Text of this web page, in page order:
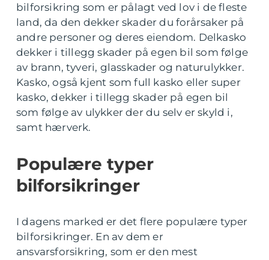
bilforsikring som er pålagt ved lov i de fleste
land, da den dekker skader du forårsaker på
andre personer og deres eiendom. Delkasko
dekker i tillegg skader på egen bil som følge
av brann, tyveri, glasskader og naturulykker.
Kasko, også kjent som full kasko eller super
kasko, dekker i tillegg skader på egen bil
som følge av ulykker der du selv er skyld i,
samt hærverk.
Populære typer
bilforsikringer
I dagens marked er det flere populære typer
bilforsikringer. En av dem er
ansvarsforsikring, som er den mest